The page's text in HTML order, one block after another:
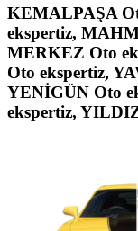
KEMALPAŞA
ekspertiz,
MERKEZ Oto
Oto ekspertiz,
YENİGÜN Oto
ekspertiz,